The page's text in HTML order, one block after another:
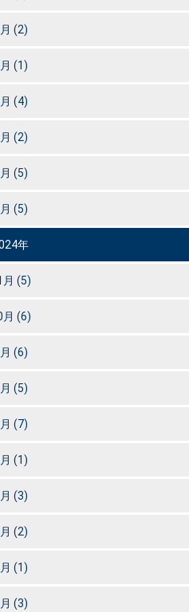
(2)
(1)
(4)
(2)
(5)
(5)
年
月 (5)
月 (6)
(6)
(5)
(7)
(1)
(3)
(2)
(1)
(3)